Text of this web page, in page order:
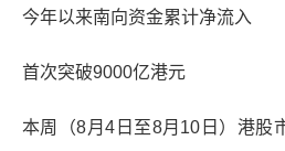
今年以来南向资金累计净流入
首次突破9000亿港元
本周（8月4日至8月10日）港股